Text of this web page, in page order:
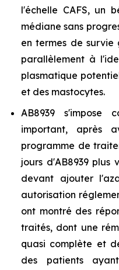
l'échelle CAFS, un
médiane sans
en termes de survie
parallèlement à
plasmatique
et des mastocytes.
AB8939 s'impose
important, après
programme de
jours d'AB8939 plus
devant ajouter
autorisation
ont montré des
traités, dont une
quasi complète et
des patients